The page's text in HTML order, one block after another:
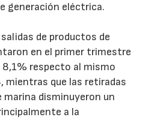
generación eléctrica.
de productos de
en el primer trimestre
8,1% respecto al mismo
mientras que las retiradas
marina disminuyeron un
a la